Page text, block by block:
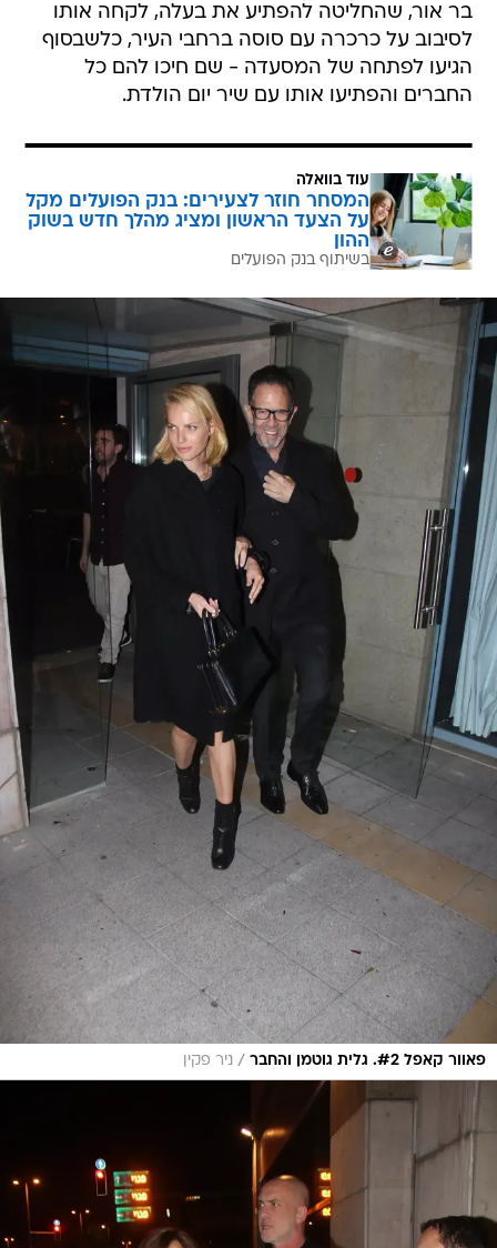
בר אור, שהחליטה להפתיע את בעלה, לקחה אותו
לסיבוב על כרכרה עם סוסה ברחבי העיר, כלשבסוף
הגיעו לפתחה של המסעדה - שם חיכו להם כל
החברים והפתיעו אותו עם שיר יום הולדת.
עוד בוואלה
המסחר חוזר לצעירים: בנק הפועלים מקל
על הצעד הראשון ומציג מהלך חדש בשוק
ההון
בשיתוף בנק הפועלים
פאוור קאפל #2. גלית גוטמן והחבר / ניר פקין